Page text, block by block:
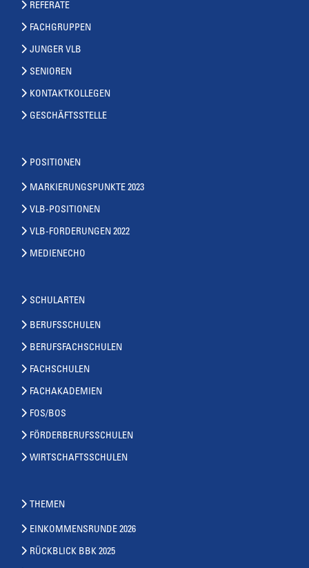
REFERATE
FACHGRUPPEN
JUNGER VLB
SENIOREN
KONTAKTKOLLEGEN
GESCHÄFTSSTELLE
POSITIONEN
MARKIERUNGSPUNKTE 2023
VLB-POSITIONEN
VLB-FORDERUNGEN 2022
MEDIENECHO
SCHULARTEN
BERUFSSCHULEN
BERUFSFACHSCHULEN
FACHSCHULEN
FACHAKADEMIEN
FOS/BOS
FÖRDERBERUFSSCHULEN
WIRTSCHAFTSSCHULEN
THEMEN
EINKOMMENSRUNDE 2026
RÜCKBLICK BBK 2025